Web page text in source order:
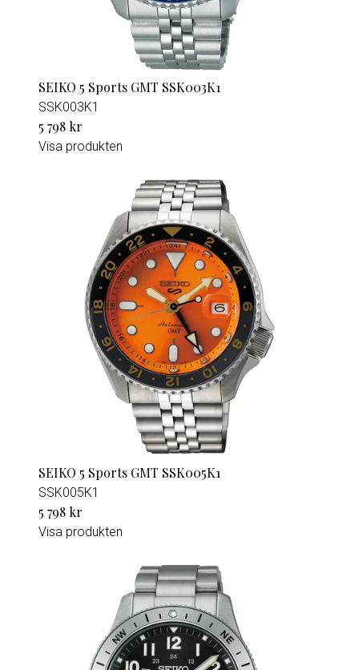
SEIKO 5 Sports GMT SSK003K1
SSK003K1
5 798 kr
Visa produkten
SEIKO 5 Sports GMT SSK005K1
SSK005K1
5 798 kr
Visa produkten